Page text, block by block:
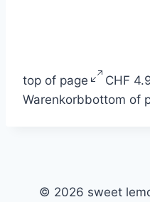
top of page CHF
Warenkorbbottom of
© 2026 sweet